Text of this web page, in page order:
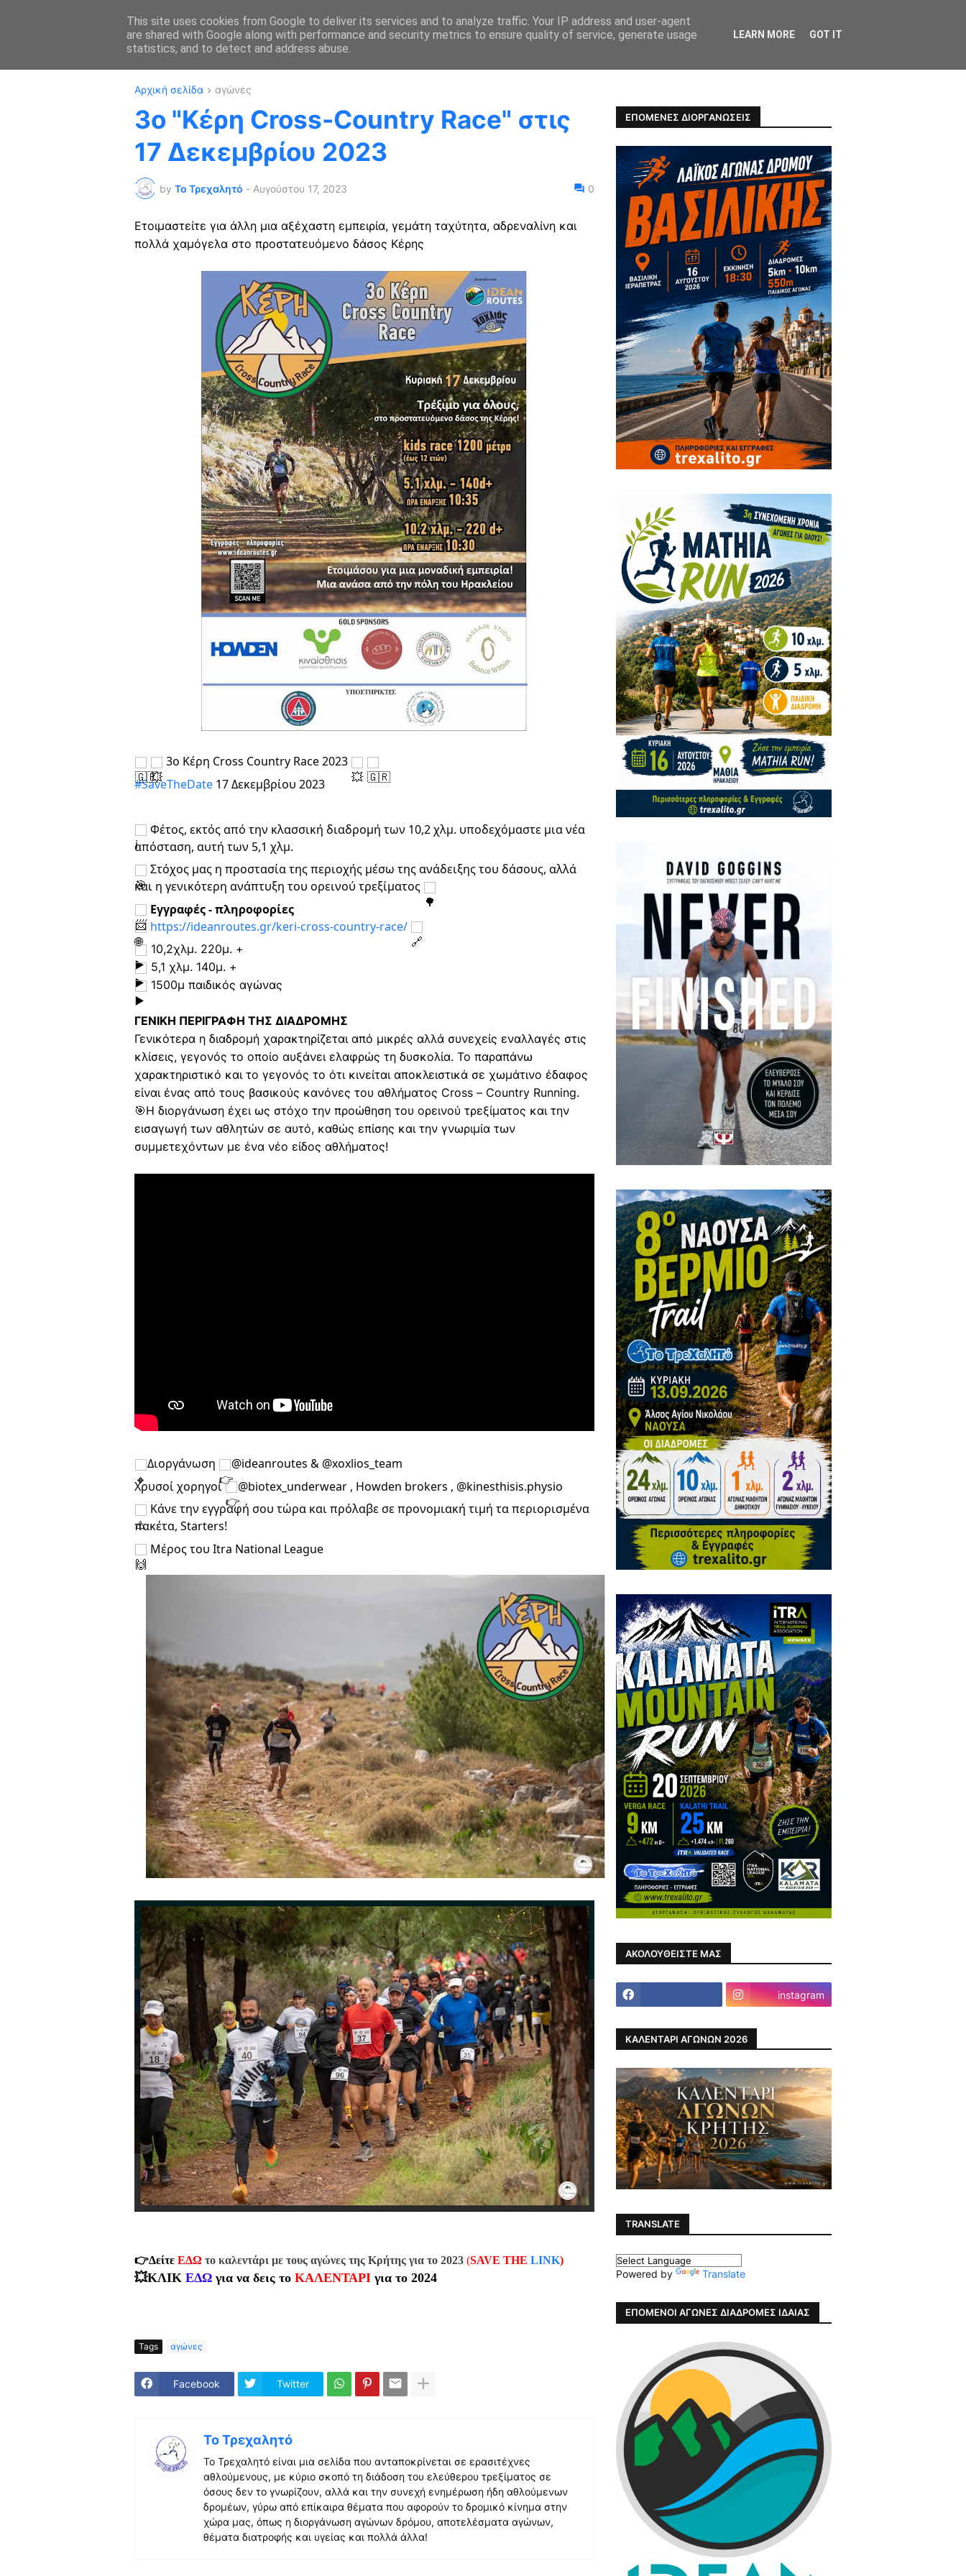
ΑΡΧΙΚΗ ΔΡΟΜΙΚΑ ΝΕΑ ΑΓΩΝΕΣ ΑΠΟΤΕΛΕΣΜΑΤΑ ULTRARUNNING ΠΡΟΣΩΠΑ ΥΓΕΙΑ
Αρχική σελίδα αγώνες
3ο "Κέρη Cross-Country Race" στις
17 Δεκεμβρίου 2023
by Το Τρεχαλητό - Αυγούστου 17, 2023 0
Ετοιμαστείτε για άλλη μια αξέχαστη εμπειρία, γεμάτη ταχύτητα, αδρεναλίνη και
πολλά χαμόγελα στο προστατευόμενο δάσος Κέρης
3ο Κέρη Cross Country Race 2023
#SaveTheDate 17 Δεκεμβρίου 2023
Φέτος, εκτός από την κλασσική διαδρομή των 10,2 χλμ. υποδεχόμαστε μια νέα
απόσταση, αυτή των 5,1 χλμ.
Στόχος μας η προστασία της περιοχής μέσω της ανάδειξης του δάσους, αλλά
και η γενικότερη ανάπτυξη του ορεινού τρεξίματος
Εγγραφές - πληροφορίες
https://ideanroutes.gr/keri-cross-country-race/
10,2χλμ. 220μ. +
5,1 χλμ. 140μ. +
1500μ παιδικός αγώνας
ΓΕΝΙΚΗ ΠΕΡΙΓΡΑΦΗ ΤΗΣ ΔΙΑΔΡΟΜΗΣ
Γενικότερα η διαδρομή χαρακτηρίζεται από μικρές αλλά συνεχείς εναλλαγές στις
κλίσεις, γεγονός το οποίο αυξάνει ελαφρώς τη δυσκολία. Το παραπάνω
χαρακτηριστικό και το γεγονός το ότι κινείται αποκλειστικά σε χωμάτινο έδαφος
είναι ένας από τους βασικούς κανόνες του αθλήματος Cross – Country Running.
🎯Η διοργάνωση έχει ως στόχο την προώθηση του ορεινού τρεξίματος και την
εισαγωγή των αθλητών σε αυτό, καθώς επίσης και την γνωριμία των
συμμετεχόντων με ένα νέο είδος αθλήματος!
Διοργάνωση
@ideanroutes & @xoxlios_team
Χρυσοί χορηγοί
@biotex_underwear , Howden brokers , @kinesthisis.physio
Κάνε την εγγραφή σου τώρα και πρόλαβε σε προνομιακή τιμή τα περιορισμένα
πακέτα, Starters!
Μέρος του Itra National League
👉Δείτε ΕΔΩ το καλεντάρι με τους αγώνες της Κρήτης για το 2023 (SAVE THE LINK)
💥ΚΛΙΚ ΕΔΩ για να δεις το ΚΑΛΕΝΤΑΡΙ για το 2024
Tags αγώνες
Facebook Twitter
Το Τρεχαλητό
Το Τρεχαλητό είναι μια σελίδα που ανταποκρίνεται σε ερασιτέχνες
αθλούμενους, με κύριο σκοπό τη διάδοση του ελεύθερου τρεξίματος σε
όσους δεν το γνωρίζουν, αλλά και την συνεχή ενημέρωση ήδη αθλούμενων
δρομέων, γύρω από επίκαιρα θέματα που αφορούν το δρομικό κίνημα στην
χώρα μας, όπως η διοργάνωση αγώνων δρόμου, αποτελέσματα αγώνων,
θέματα διατροφής και υγείας και πολλά άλλα!
ΕΠΟΜΕΝΕΣ ΔΙΟΡΓΑΝΩΣΕΙΣ
ΑΚΟΛΟΥΘΕΙΣΤΕ ΜΑΣ
instagram
ΚΑΛΕΝΤΑΡΙ ΑΓΩΝΩΝ 2026
TRANSLATE
Powered by Translate
ΕΠΟΜΕΝΟΙ ΑΓΩΝΕΣ ΔΙΑΔΡΟΜΕΣ ΙΔΑΙΑΣ
This site uses cookies from Google to deliver its services and to analyze traffic. Your IP address and user-agent
are shared with Google along with performance and security metrics to ensure quality of service, generate usage
statistics, and to detect and address abuse.
LEARN MORE GOT IT